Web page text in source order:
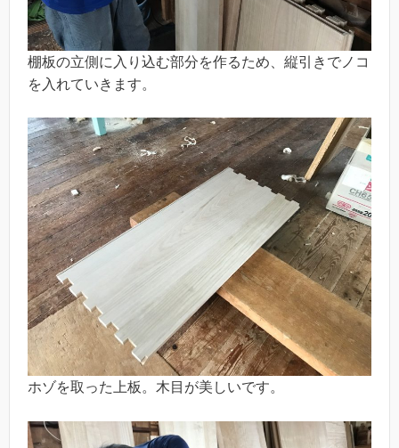
棚板の立側に入り込む部分を作るため、縦引きでノコ
を入れていきます。
ホゾを取った上板。木目が美しいです。